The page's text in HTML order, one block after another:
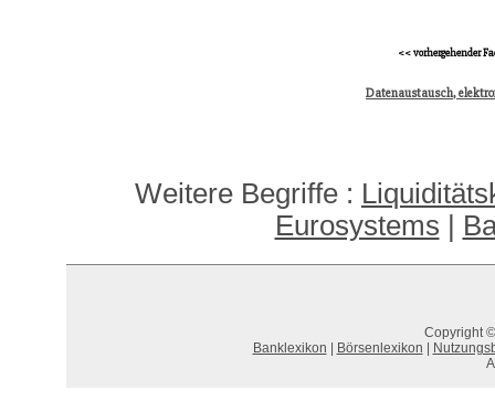
<< vorhergehender
Datenaustausch,
Weitere Begriffe :
Eurosystems
Copyright
Banklexikon
Börsenlexikon